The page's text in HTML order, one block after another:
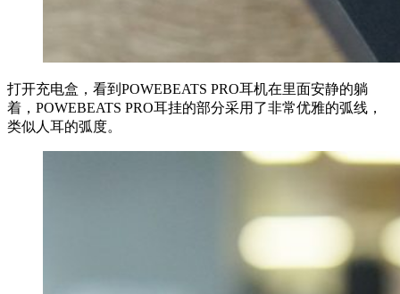
打开充电盒，看到POWEBEATS PRO耳机在里面安静的躺
着，POWEBEATS PRO耳挂的部分采用了非常优雅的弧线，
类似人耳的弧度。